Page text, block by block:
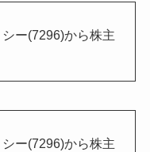
ー(7296)から株主
ー(7296)から株主